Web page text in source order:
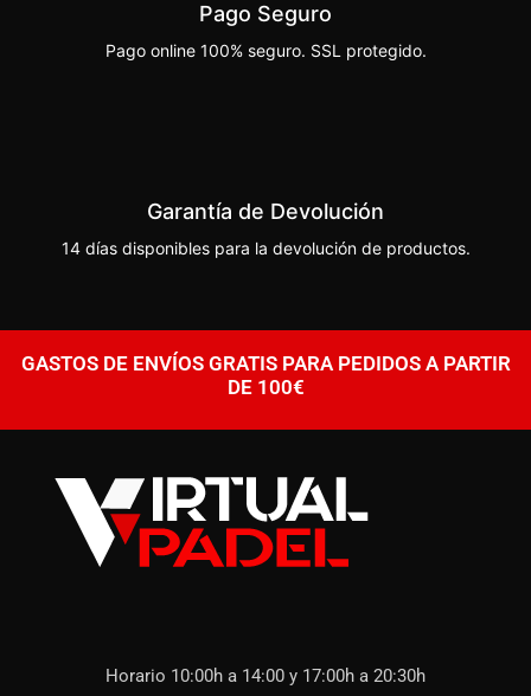
Pago Seguro
Pago online 100% seguro. SSL protegido.
Garantía de Devolución
14 días disponibles para la devolución de productos.
GASTOS DE ENVÍOS GRATIS PARA PEDIDOS A PARTIR
DE 100€
Horario 10:00h a 14:00 y 17:00h a 20:30h